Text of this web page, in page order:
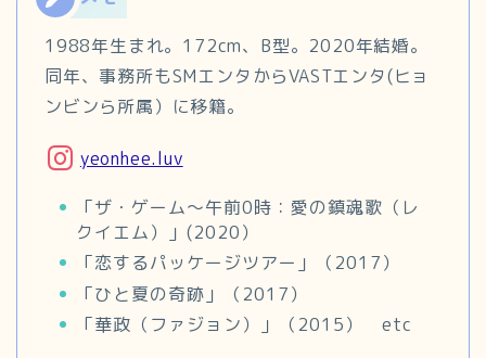
1988年生まれ。172cm、B型。2020年結婚。
同年、事務所もSMエンタからVASTエンタ(ヒョ
ンビンら所属）に移籍。
yeonhee.luv
「ザ・ゲーム～午前0時：愛の鎮魂歌（レ
クイエム）」(2020）
「恋するパッケージツアー」（2017）
「ひと夏の奇跡」（2017）
「華政（ファジョン）」（2015） etc